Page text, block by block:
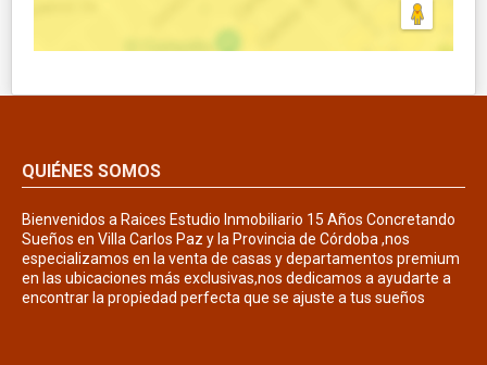
QUIÉNES SOMOS
Bienvenidos a Raices Estudio Inmobiliario 15 Años Concretando
Sueños en Villa Carlos Paz y la Provincia de Córdoba ,nos
especializamos en la venta de casas y departamentos premium
en las ubicaciones más exclusivas,nos dedicamos a ayudarte a
encontrar la propiedad perfecta que se ajuste a tus sueños